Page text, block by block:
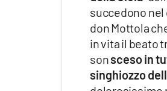
succedono
don Mottola
in vita il beato
sonsceso in
singhiozzo